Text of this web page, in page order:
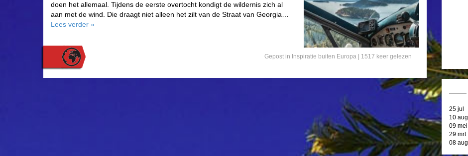
doen het allemaal. Tijdens de eerste overtocht kondigt de wildernis zich al
aan met de wind. Die draagt niet alleen het zilt van de Straat van Georgia…
Lees verder »
Gepost in Inspiratie buiten Europa | 1517 keer gelezen
25 jul
10 aug
09 mei
29 mrt
08 aug